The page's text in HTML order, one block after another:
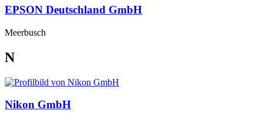
EPSON Deutschland GmbH
Meerbusch
N
Nikon GmbH